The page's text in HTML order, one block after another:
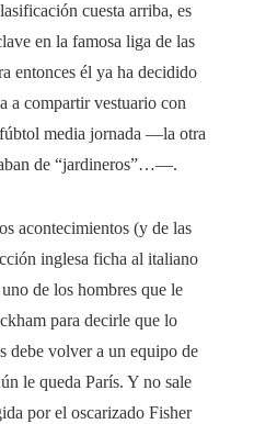
cuesta arriba, es
en la famosa liga de las
entonces él ya ha decidido
a compartir vestuario con
media jornada —la otra
de “jardineros”…—.
acontecimientos (y de las
inglesa ficha al italiano
de los hombres que le
para decirle que lo
debe volver a un equipo de
le queda París. Y no sale
por el oscarizado Fisher